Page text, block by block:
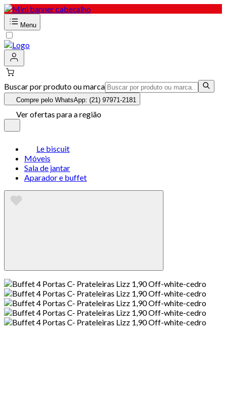
Menu
Buscar por produto ou marca
Compre pelo WhatsApp: (21) 97971-2181
Ver ofertas para a região
Le biscuit
Móveis
Sala de jantar
Aparador e buffet